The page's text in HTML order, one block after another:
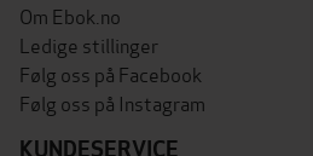
Om Ebok.no
Ledige stillinger
Følg oss på Facebook
Følg oss på Instagram
KUNDESERVICE